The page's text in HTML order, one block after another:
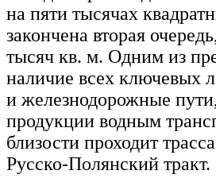
на пяти тысячах
закончена вторая
тысяч кв. м. Одним из
наличие всех ключевых
и железнодорожные
продукции водным
близости проходит
Русско-Полянский тракт.